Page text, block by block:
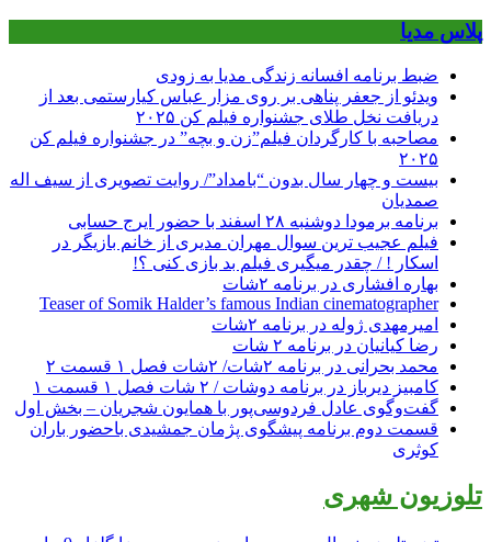
پلاس مدیا
ضبط برنامه افسانه زندگی مدیا به زودی
ویدئو از جعفر پناهی بر روی مزار عباس کیارستمی بعد از
دریافت نخل طلای جشنواره فیلم کن ۲۰۲۵
مصاحبه با کارگردان فیلم”زن و بچه” در جشنواره فیلم کن
۲۰۲۵
بیست و چهار سال بدون “بامداد”/ روایت تصویری از سیف اله
صمدیان
برنامه برمودا دوشنبه ۲۸ اسفند با حضور ایرج حسابی
فیلم عجیب ترین سوال مهران مدیری از خانم بازیگر در
اسکار ! / چقدر میگیری فیلم بد بازی کنی ؟!
بهاره افشاری در برنامه ۲شات
Teaser of Somik Halder’s famous Indian cinematographer
امیرمهدی ژوله در برنامه ۲شات
رضا کیانیان در برنامه ۲ شات
محمد بحرانی در برنامه ۲شات/ ۲شات فصل ۱ قسمت ۲
کامبیز دیرباز در برنامه دوشات / ۲ شات فصل ۱ قسمت ۱
گفت‌وگوی عادل فردوسی‌پور با همایون شجریان – بخش اول
قسمت دوم برنامه پیشگوی پژمان جمشیدی باحضور باران
کوثری
تلوزیون شهری